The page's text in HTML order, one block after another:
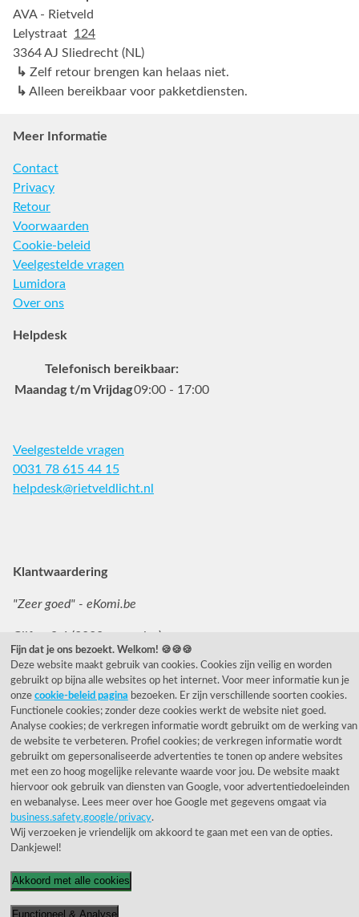
AVA - Rietveld
Lelystraat 124
3364 AJ Sliedrecht (NL)
↳ Zelf retour brengen kan helaas niet.
↳ Alleen bereikbaar voor pakketdiensten.
Meer Informatie
Contact
Privacy
Retour
Voorwaarden
Cookie-beleid
Veelgestelde vragen
Lumidora
Over ons
Helpdesk
Telefonisch bereikbaar:
Maandag t/m Vrijdag09:00 - 17:00
Veelgestelde vragen
0031 78 615 44 15
helpdesk@rietveldlicht.nl
Klantwaardering
"Zeer goed" - eKomi.be
Cijfer: 9.4 (3230 recensies)
© 1955 - 2026 Rietveld Licht B.V.
Fijn dat je ons bezoekt. Welkom! 🍪🍪🍪
Deze website maakt gebruik van cookies. Cookies zijn veilig en worden
gebruikt op bijna alle websites op het internet. Voor meer informatie kun je
onze cookie-beleid pagina bezoeken. Er zijn verschillende soorten cookies.
Functionele cookies; zonder deze cookies werkt de website niet goed.
Analyse cookies; de verkregen informatie wordt gebruikt om de werking van
de website te verbeteren. Profiel cookies; de verkregen informatie wordt
gebruikt om gepersonaliseerde advertenties te tonen op andere websites
met een zo hoog mogelijke relevante waarde voor jou. De website maakt
hiervoor ook gebruik van diensten van Google, voor advertentiedoeleinden
en webanalyse. Lees meer over hoe Google met gegevens omgaat via
business.safety.google/privacy.
Wij verzoeken je vriendelijk om akkoord te gaan met een van de opties.
Dankjewel!
Akkoord met alle cookies
Functioneel & Analyse